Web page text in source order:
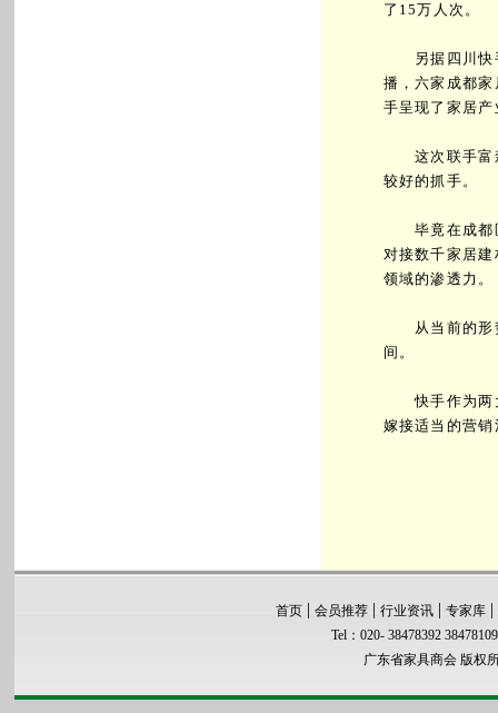
了15万人次。
另据四川快手
播，六家成都
手呈现了家居
这次联手富森
较好的抓手。
毕竟在成都区
对接数千家居
领域的渗透力。
从当前的形势
间。
快手作为两大
嫁接适当的营
首页 | 会员推荐 | 行业资讯 | 专家库 |
Tel：020- 38478392
广东省家具商会 版权